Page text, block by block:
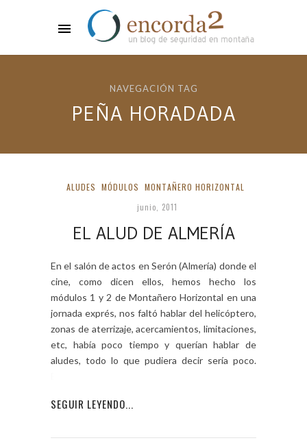
NAVEGACIÓN TAG
PEÑA HORADADA
ALUDES MÓDULOS MONTAÑERO HORIZONTAL
junio, 2011
EL ALUD DE ALMERÍA
En el salón de actos en Serón (Almería) donde el
cine, como dicen ellos, hemos hecho los
módulos 1 y 2 de Montañero Horizontal en una
jornada exprés, nos faltó hablar del helicóptero,
zonas de aterrizaje, acercamientos, limitaciones,
etc, había poco tiempo y querían hablar de
aludes, todo lo que pudiera decir sería poco.
SEGUIR LEYENDO...